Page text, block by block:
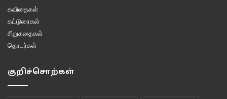
கவிதைகள்
கட்டுரைகள்
சிறுகதைகள்
தொடர்கள்
குறிச்சொற்கள்